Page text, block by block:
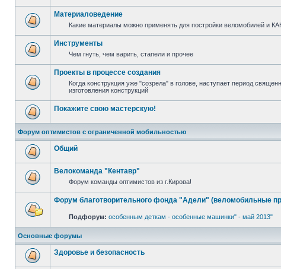
Материаловедение
Какие материалы можно применять для постройки веломобилей и
Инструменты
Чем гнуть, чем варить, стапели и прочее
Проекты в процессе создания
Когда конструкция уже "созрела" в голове, наступает период
изготовления конструкций
Покажите свою мастерскую!
Форум оптимистов с ограниченной мобильностью
Общий
Велокоманда "Кентавр"
Форум команды оптимистов из г.Кирова!
Форум благотворительного фонда "Адели" (веломобильные
Подфорум: особенным деткам - особенные машинки" - май 2013"
Основные форумы
Здоровье и безопасность